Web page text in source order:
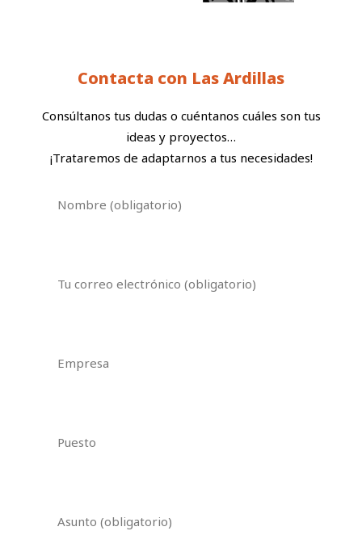
Contacta con Las Ardillas
Consúltanos tus dudas o cuéntanos cuáles son tus
ideas y proyectos…
¡Trataremos de adaptarnos a tus necesidades!
Nombre (obligatorio)
Tu correo electrónico (obligatorio)
Empresa
Puesto
Asunto (obligatorio)